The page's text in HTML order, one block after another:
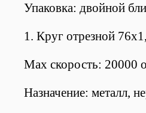
Упаковка: двойной
1. Круг отрезной
Max скорость: 20000
Назначение: металл,